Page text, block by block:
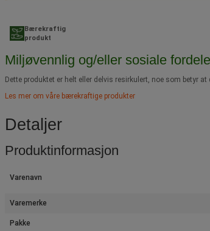
Bærekraftig
produkt
Miljøvennlig og/eller sosiale
Dette produktet er helt eller delvis resirkulert, noe som betyr
Les mer om våre bærekraftige produkter
Detaljer
Produktinformasjon
Varenavn
Varemerke
Pakke